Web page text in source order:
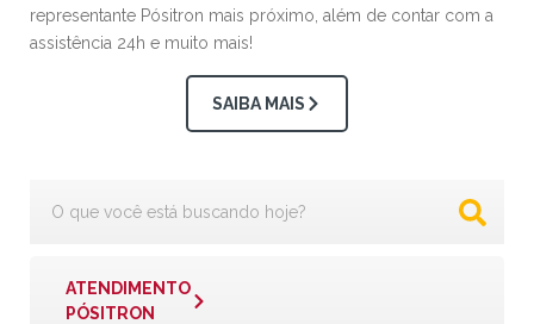
representante Pósitron mais próximo, além de contar com a
assistência 24h e muito mais!
SAIBA MAIS
ATENDIMENTO
PÓSITRON